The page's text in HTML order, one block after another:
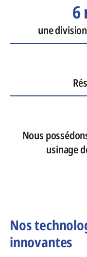
6
une
Nous
usinage
Nos
innovantes